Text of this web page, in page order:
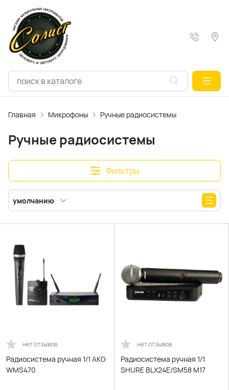
Главная Микрофоны Ручные радиосистемы
Ручные радиосистемы
Фильтры
умолчанию
нет отзывов
Радиосистема ручная 1/1 AKG
WMS470
нет отзывов
Радиосистема ручная 1/1
SHURE BLX24E/SM58 M17